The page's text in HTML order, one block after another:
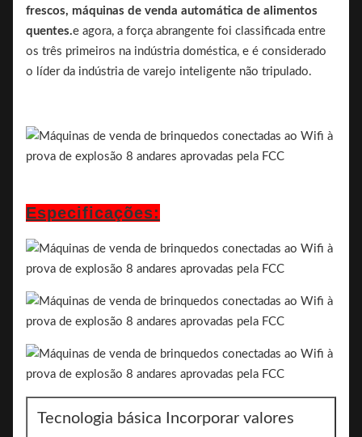
frescos, máquinas de venda automática de alimentos
quentes.e agora, a força abrangente foi classificada entre
os três primeiros na indústria doméstica, e é considerado
o líder da indústria de varejo inteligente não tripulado.
Especificações:
Tecnologia básica Incorporar valores